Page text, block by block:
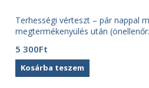
Terhességi vérteszt – pár nappal
megtermékenyülés után
5 300Ft
Kosárba teszem